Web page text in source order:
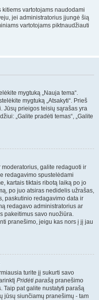
vartotojams naudodami
jei administratorius įjungė šią
vartotojams piktnaudžiauti
mygtuką „Nauja tema“.
mygtuką „Atsakyti“. Prieš
Jūsų prieigos teisių sąrašas yra
„Galite pradėti temas“, „Galite
galite redaguoti ir
redagavimo spustelėdami
kartais tiktais ribotą laiką po jo
po juo atsiras nedidelis užrašas,
paskutinio redagavimo data ir
redagavo administratorius ar
pakeitimus savo nuožiūra.
pranešimo, jeigu kas nors į jį jau
turite jį sukurti savo
Pridėti parašą pranešimo
Taip pat galite nustatyti parašą
jūsų siunčiamų pranešimų - tam